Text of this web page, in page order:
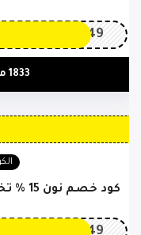
OP149
1833 مستخدم
كود خصم نون 15 % تخفيض صالح على جميع المنتجات
OP149